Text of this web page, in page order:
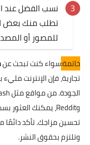
نسب الفضل عند
تطلب منك بعض
للمصور أو
خاتمة:سواء كنت تبحث عن
تجارية، فإن الإنترنت مليء
وReddit، يمكنك العثور بسهولة على
تحسين مزاجك. تأكد
وتلتزم بحقوق النشر.